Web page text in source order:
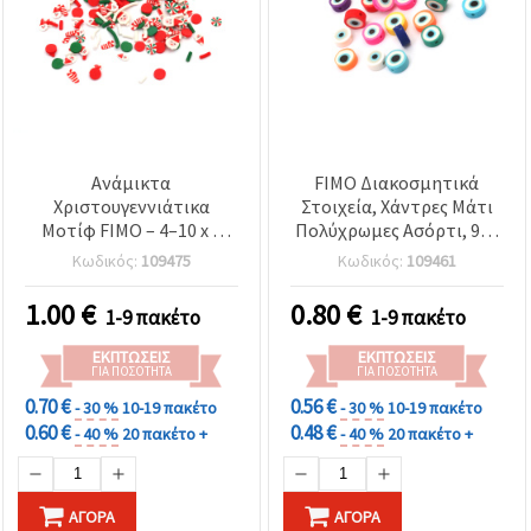
επισκεψιμότητα
και να
προβάλλουμε
πιο σχετικό
περιεχόμενο
συνεργατών
μας για
αναλύσεις
Μπορείτε
συμφωνήσετε
χρησιμοποιήσετε
όλα τα
cookies
κάνοντας
κλικ στον
ιστότοπο!
Ανάμικτα
Χριστουγεννιάτικα
Μοτίφ FIMO – 4–10 x 1
mm, Συσκευασία 20 g
Κωδικός: 109475
1.00€ 1-9 πακέτο
ΕΚΠΤΏΣΕΙΣ
ΓΙΑ ΠΟΣΌΤΗΤΑ
0.70 €- 30 %10-19 πακέτο
0.60 €- 40 % 20 πακέτο +
ΑΓΟΡΆ
FIMO Διακοσμητικά
Στοιχεία, Χάντρες Μάτι
Πολύχρωμες Ασόρτι, 9x4
mm, Τρύπα 2 mm - 20
τμχ
Κωδικός: 109461
0.80€ 1-9 πακέτο
ΕΚΠΤΏΣΕΙΣ
ΓΙΑ ΠΟΣΌΤΗΤΑ
0.56 €- 30 %10-19 πακέτο
0.48 €- 40 % 20 πακέτο +
ΑΓΟΡΆ